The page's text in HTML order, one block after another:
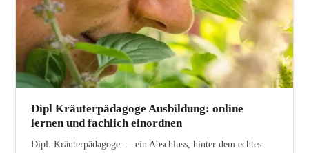
Dipl Kräuterpädagoge Ausbildung: online
lernen und fachlich einordnen
Dipl. Kräuterpädagoge — ein Abschluss, hinter dem echtes